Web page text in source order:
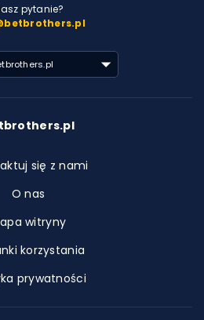
pytanie?
się z nami
O nas
witryny
korzystania
prywatności